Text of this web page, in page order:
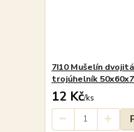
7I10 Mušelín
trojúhelník
12 Kč/ks